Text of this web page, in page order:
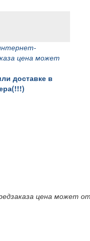
цена может
доставке в
цена может